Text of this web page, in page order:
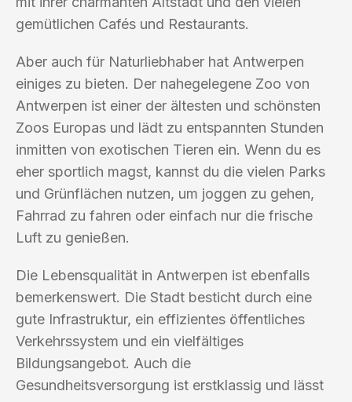
gemütlichen Cafés und Restaurants.
Aber auch für Naturliebhaber hat Antwerpen
einiges zu bieten. Der nahegelegene Zoo von
Antwerpen ist einer der ältesten und schönsten
Zoos Europas und lädt zu entspannten Stunden
inmitten von exotischen Tieren ein. Wenn du es
eher sportlich magst, kannst du die vielen Parks
und Grünflächen nutzen, um joggen zu gehen,
Fahrrad zu fahren oder einfach nur die frische
Luft zu genießen.
Die Lebensqualität in Antwerpen ist ebenfalls
bemerkenswert. Die Stadt besticht durch eine
gute Infrastruktur, ein effizientes öffentliches
Verkehrssystem und ein vielfältiges
Bildungsangebot. Auch die
Gesundheitsversorgung ist erstklassig und lässt